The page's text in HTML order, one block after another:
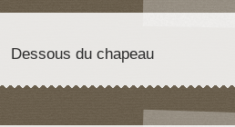
Dessous du chapeau